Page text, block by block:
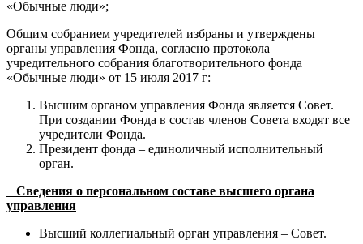
«Обычные люди»;
Общим собранием учредителей избраны и утверждены
органы управления Фонда, согласно протокола
учредительного собрания благотворительного фонда
«Обычные люди» от 15 июля 2017 г:
Высшим органом управления Фонда является Совет.
При создании Фонда в состав членов Совета входят все
учредители Фонда.
Президент фонда – единоличный исполнительный
орган.
Сведения о персональном составе высшего органа
управления
Высший коллегиальный орган управления – Совет.